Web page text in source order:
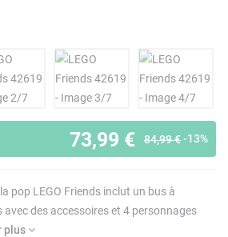
73,99 € 84,99 €-13%
pop LEGO Friends inclut un bus à
des accessoires et 4 personnages
plus